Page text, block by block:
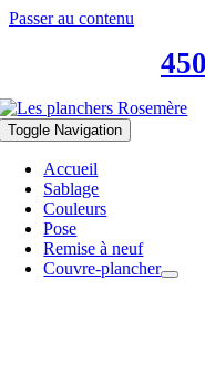
Passer au contenu
Toggle Navigation
Accueil
Sablage
Couleurs
Pose
Remise à neuf
Couvre-plancher